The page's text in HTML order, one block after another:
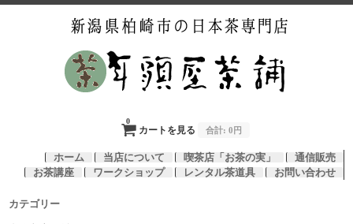
カートを見る
0
合計: 0円
ホーム 当店について 喫茶店「お茶の実」
通信販売
お茶講座
ワークショップ レンタル茶道具 お問い合わせ
カテゴリー